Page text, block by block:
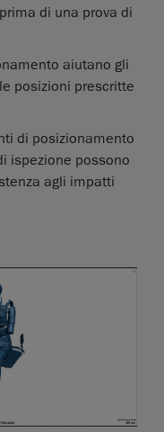
di una prova di
aiutano gli
posizioni prescritte
di posizionamento
ispezione possono
agli impatti